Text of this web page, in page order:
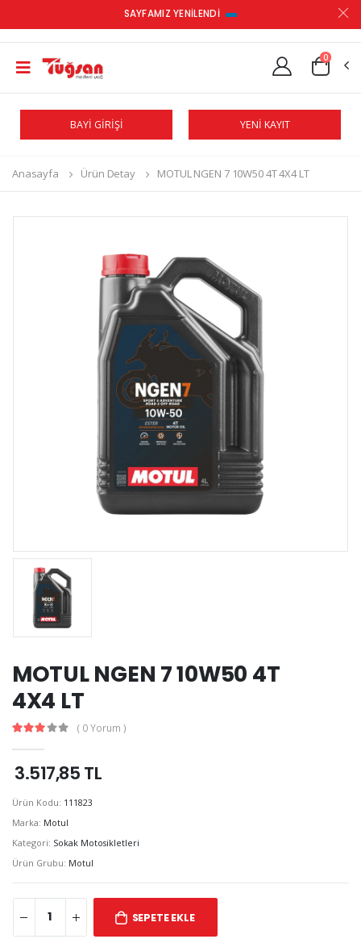
SAYFAMIZ YENİLENDİ
0
BAYİ GİRİŞİ YENİ KAYIT
Anasayfa Ürün Detay MOTUL NGEN 7 10W50 4T 4X4 LT
MOTUL NGEN 7 10W50 4T
4X4 LT
( 0 Yorum )
3.517,85 TL
Ürün Kodu: 111823
Marka: Motul
Kategori: Sokak Motosikletleri
Ürün Grubu: Motul
SEPETE EKLE